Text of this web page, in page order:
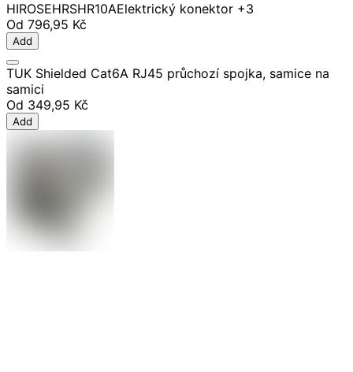
HIROSEHRSHR10AElektrický konektor +3
Od 796,95 Kč
Add
TUK Shielded Cat6A RJ45 průchozí spojka, samice na
samici
Od 349,95 Kč
Add